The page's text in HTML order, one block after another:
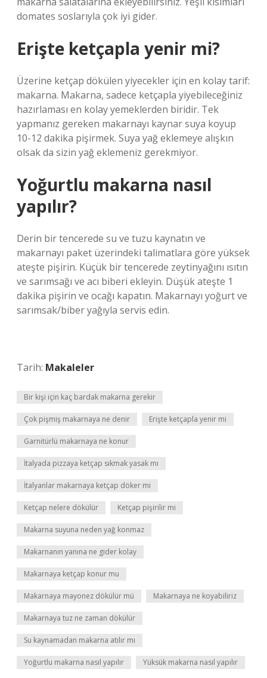
domates soslarıyla çok iyi gider.
Erişte ketçapla yenir mi?
Üzerine ketçap dökülen yiyecekler için en kolay tarif:
makarna. Makarna, sadece ketçapla yiyebileceğiniz
hazırlaması en kolay yemeklerden biridir. Tek
yapmanız gereken makarnayı kaynar suya koyup
10-12 dakika pişirmek. Suya yağ eklemeye alışkın
olsak da sizin yağ eklemeniz gerekmiyor.
Yoğurtlu makarna nasıl
yapılır?
Derin bir tencerede su ve tuzu kaynatın ve
makarnayı paket üzerindeki talimatlara göre yüksek
ateşte pişirin. Küçük bir tencerede zeytinyağını ısıtın
ve sarımsağı ve acı biberi ekleyin. Düşük ateşte 1
dakika pişirin ve ocağı kapatın. Makarnayı yoğurt ve
sarımsak/biber yağıyla servis edin.
Tarih: Makaleler
Bir kişi için kaç bardak makarna gerekir
Çok pişmiş makarnaya ne denir Erişte ketçapla yenir mi
Garnitürlü makarnaya ne konur
İtalyada pizzaya ketçap sıkmak yasak mı
İtalyanlar makarnaya ketçap döker mi
Ketçap nelere dökülür Ketçap pişirilir mi
Makarna suyuna neden yağ konmaz
Makarnanın yanına ne gider kolay
Makarnaya ketçap konur mu
Makarnaya mayonez dökülür mü Makarnaya ne koyabiliriz
Makarnaya tuz ne zaman dökülür
Su kaynamadan makarna atılır mı
Yoğurtlu makarna nasıl yapılır Yüksük makarna nasıl yapılır